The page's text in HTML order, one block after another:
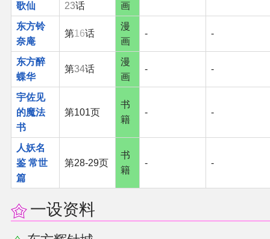
歌仙 23话 画
东方铃
奈庵
第16话
漫
画
- -
东方醉
蝶华
第34话
漫
画
- -
宇佐见
的魔法
书
第101页
书
籍
- -
人妖名
鉴 常世
篇
第28-29页
书
籍
- -
一设资料